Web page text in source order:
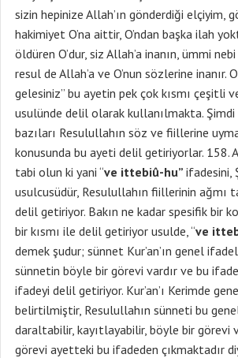
sizin hepinize Allah’ın gönderdiği elçiyim,
hakimiyet O’na aittir, O’ndan başka ilah
öldüren O’dur, siz Allah’a inanın, ümmi
resul de Allah’a ve O’nun sözlerine inanır.
gelesiniz” bu ayetin pek çok kısmı çeşitli
usulünde delil olarak kullanılmakta.
bazıları Resulullahın söz ve fiillerine
konusunda bu ayeti delil getiriyorlar. 158.
tabi olun ki yani “ve ittebiû-hu” ifadesini,
usulcusüdür, Resulullahın fiillerinin ağmı
delil getiriyor. Bakın ne kadar spesifik bir
bir kısmı ile delil getiriyor usulde, “ve
demek şudur; sünnet Kur’an’ın genel
sünnetin böyle bir görevi vardır ve bu
ifadeyi delil getiriyor. Kur’an’ı Kerimde
belirtilmiştir, Resulullahın sünneti bu
daraltabilir, kayıtlayabilir, böyle bir görevi
görevi ayetteki bu ifadeden çıkmaktadır